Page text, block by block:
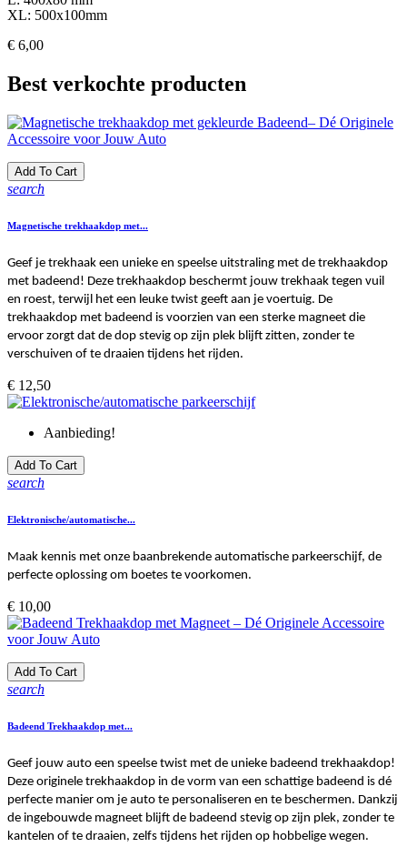
XL: 500x100mm
Prijs
€ 6,00
Best verkochte producten
Add To Cart
search
Magnetische trekhaakdop met...
Geef je trekhaak een unieke en speelse uitstraling met de trekhaakdop
met badeend! Deze trekhaakdop beschermt jouw trekhaak tegen vuil
en roest, terwijl het een leuke twist geeft aan je voertuig. De
trekhaakdop met badeend is voorzien van een sterke magneet die
ervoor zorgt dat de dop stevig op zijn plek blijft zitten, zonder te
verschuiven of te draaien tijdens het rijden.
Prijs
€ 12,50
Aanbieding!
Add To Cart
search
Elektronische/automatische...
Maak kennis met onze baanbrekende automatische parkeerschijf, de
perfecte oplossing om boetes te voorkomen.
Prijs
€ 10,00
Add To Cart
search
Badeend Trekhaakdop met...
Geef jouw auto een speelse twist met de unieke badeend trekhaakdop!
Deze originele trekhaakdop in de vorm van een schattige badeend is dé
perfecte manier om je auto te personaliseren en te beschermen. Dankzij
de ingebouwde magneet blijft de badeend stevig op zijn plek, zonder te
kantelen of te draaien, zelfs tijdens het rijden op hobbelige wegen.